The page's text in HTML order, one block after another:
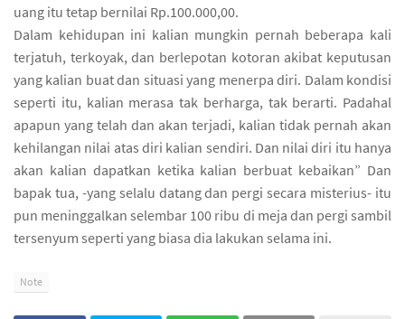
uang itu tetap bernilai Rp.100.000,00.
Dalam kehidupan ini kalian mungkin pernah beberapa kali
terjatuh, terkoyak, dan berlepotan kotoran akibat keputusan
yang kalian buat dan situasi yang menerpa diri. Dalam kondisi
seperti itu, kalian merasa tak berharga, tak berarti. Padahal
apapun yang telah dan akan terjadi, kalian tidak pernah akan
kehilangan nilai atas diri kalian sendiri. Dan nilai diri itu hanya
akan kalian dapatkan ketika kalian berbuat kebaikan” Dan
bapak tua, -yang selalu datang dan pergi secara misterius- itu
pun meninggalkan selembar 100 ribu di meja dan pergi sambil
tersenyum seperti yang biasa dia lakukan selama ini.
Note